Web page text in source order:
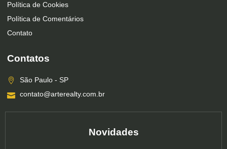
Política de Cookies
Política de Comentários
Contato
Contatos
São Paulo - SP
contato@arterealty.com.br
Novidades